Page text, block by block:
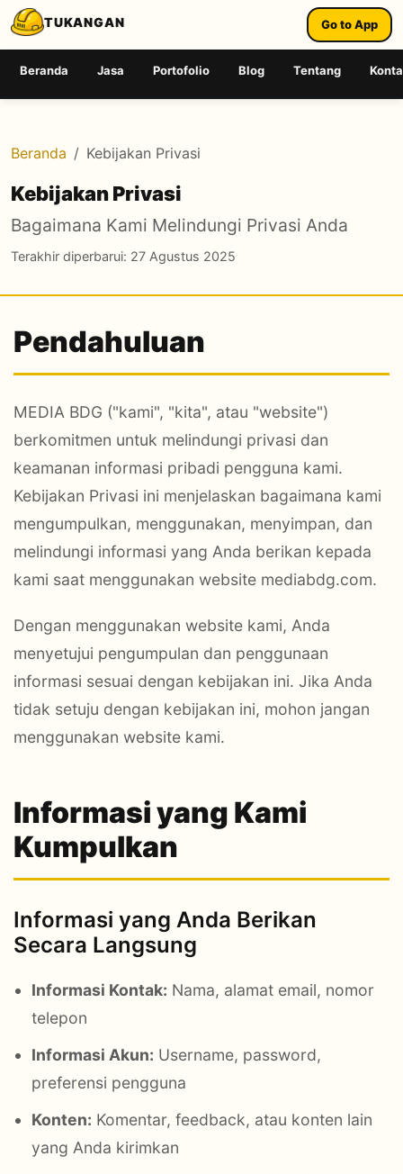
TUKANGAN Go to App
Beranda Jasa Portofolio Blog Tentang
Beranda Kebijakan Privasi
Kebijakan Privasi
Bagaimana Kami Melindungi Privasi Anda
Terakhir diperbarui: 27 Agustus 2025
Pendahuluan
MEDIA BDG ("kami", "kita", atau "website")
berkomitmen untuk melindungi privasi dan
keamanan informasi pribadi pengguna kami.
Kebijakan Privasi ini menjelaskan bagaimana kami
mengumpulkan, menggunakan, menyimpan, dan
melindungi informasi yang Anda berikan kepada
kami saat menggunakan website mediabdg.com.
Dengan menggunakan website kami, Anda
menyetujui pengumpulan dan penggunaan
informasi sesuai dengan kebijakan ini. Jika Anda
tidak setuju dengan kebijakan ini, mohon jangan
menggunakan website kami.
Informasi yang Kami
Kumpulkan
Informasi yang Anda Berikan
Secara Langsung
Informasi Kontak: Nama, alamat email, nomor
telepon
Informasi Akun: Username, password,
preferensi pengguna
Konten: Komentar, feedback, atau konten lain
yang Anda kirimkan